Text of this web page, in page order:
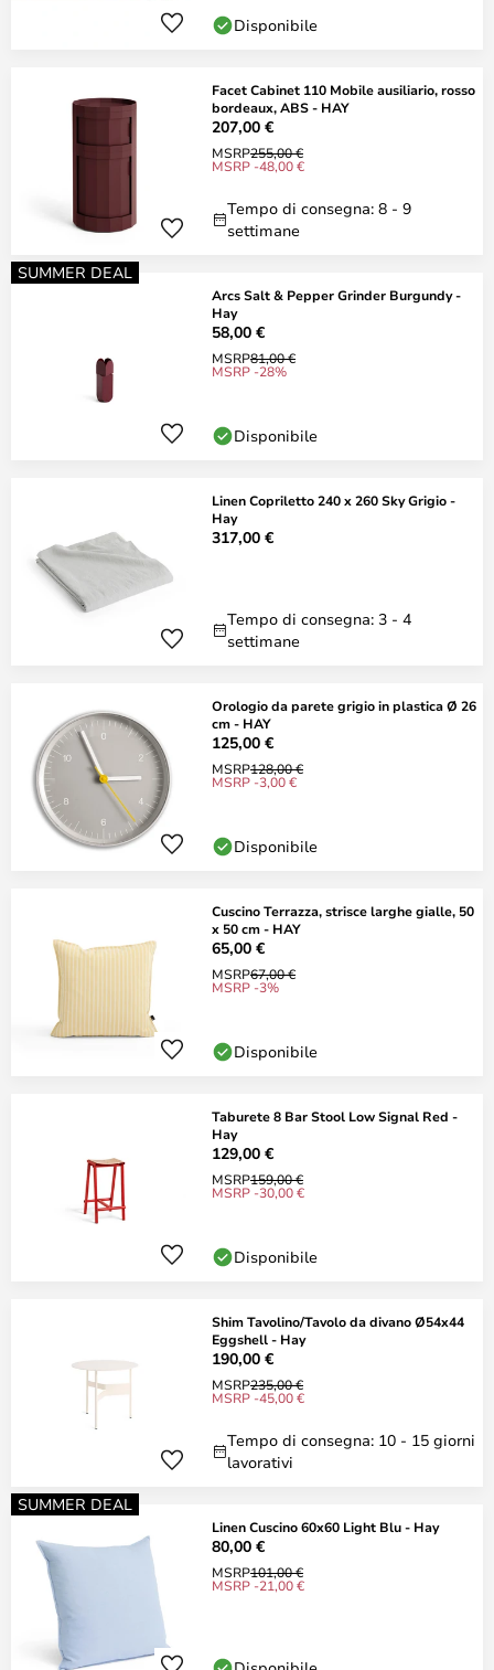
Disponibile
Facet Cabinet 110 Mobile ausiliario, rosso
bordeaux, ABS - HAY
207,00 €
MSRP255,00 €
MSRP -48,00 €
Tempo di consegna: 8 - 9
settimane
SUMMER DEAL
Arcs Salt & Pepper Grinder Burgundy -
Hay
58,00 €
MSRP81,00 €
MSRP -28%
Disponibile
Linen Copriletto 240 x 260 Sky Grigio -
Hay
317,00 €
Tempo di consegna: 3 - 4
settimane
Orologio da parete grigio in plastica Ø 26
cm - HAY
125,00 €
MSRP128,00 €
MSRP -3,00 €
Disponibile
Cuscino Terrazza, strisce larghe gialle, 50
x 50 cm - HAY
65,00 €
MSRP67,00 €
MSRP -3%
Disponibile
Taburete 8 Bar Stool Low Signal Red -
Hay
129,00 €
MSRP159,00 €
MSRP -30,00 €
Disponibile
Shim Tavolino/Tavolo da divano Ø54x44
Eggshell - Hay
190,00 €
MSRP235,00 €
MSRP -45,00 €
Tempo di consegna: 10 - 15 giorni
lavorativi
SUMMER DEAL
Linen Cuscino 60x60 Light Blu - Hay
80,00 €
MSRP101,00 €
MSRP -21,00 €